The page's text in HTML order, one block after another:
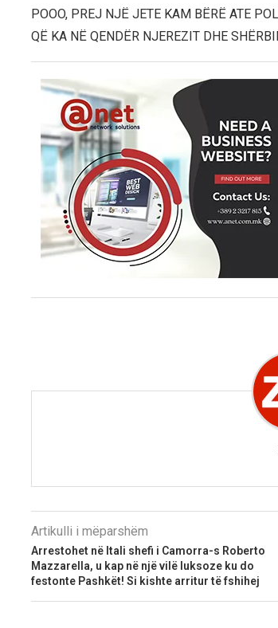
POOO, PREJ NJË JETE KAM BËRË ATE
QË KA NË QENDËR NJEREZIT DHE
Artikulli i mëparshëm
Arrestohet në Itali shefi i Camorra-s Roberto
Mazzarella, u kap në një vilë luksoze ku do
festonte Pashkët! Si kishte arritur të fshihej